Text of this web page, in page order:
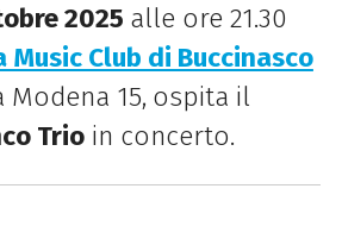
2025 alle ore 21.30
Music Club di Buccinasco
Modena 15, ospita il
Trioin concerto.